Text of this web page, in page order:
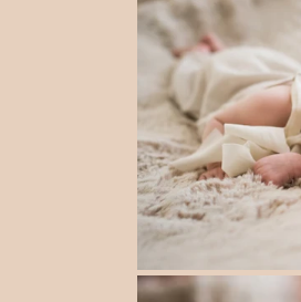
Familienfotografin Bern
Schwangerschaftsshooting